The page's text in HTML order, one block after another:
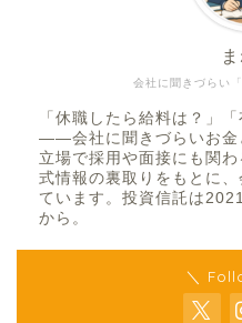
会社に聞きづらい
「休職したら給料は？」
——会社に聞きづらいお金
立場で採用や面接にも関
式情報の裏取りをもとに
ています。投資信託は
から。
＼